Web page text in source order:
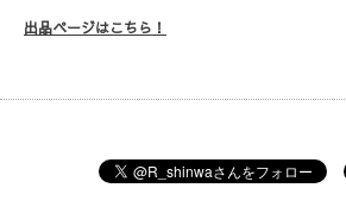
出品ページはこちら！